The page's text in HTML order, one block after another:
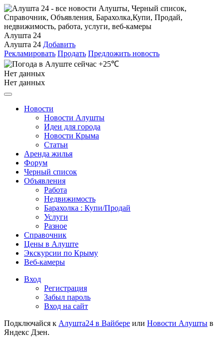
Алушта 24
Алушта 24 Добавить
Рекламировать Продать Предложить новость
+25℃
Нет данных
Нет данных
Новости
Новости Алушты
Идеи для города
Новости Крыма
Статьи
Аренда жилья
Форум
Черный список
Объявления
Работа
Недвижимость
Барахолка : Купи/Продай
Услуги
Разное
Справочник
Цены в Алуште
Экскурсии по Крыму
Веб-камеры
Вход
Регистрация
Забыл пароль
Вход на сайт
Подключайся к Алушта24 в Вайбере или Новости Алушты в
Яндекс Дзен.